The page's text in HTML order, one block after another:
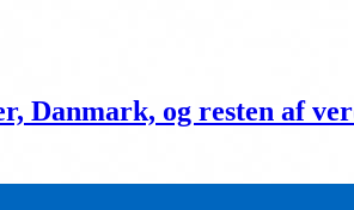
Danmark, og resten af